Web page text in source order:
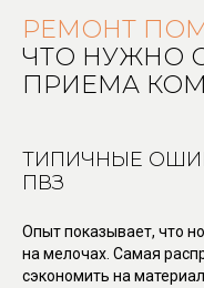
РЕМОНТ
ЧТО НУЖНО
ПРИЕМА
ТИПИЧНЫЕ
ПВЗ
Опыт показывает, что
на мелочах. Самая
сэкономить на